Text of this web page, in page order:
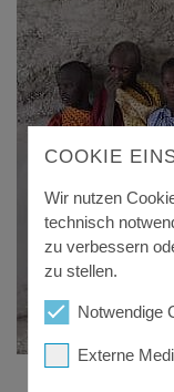
COOKIE
Wir nutzen
technisch
zu verbessern
zu stellen.
Notwendige
Externe